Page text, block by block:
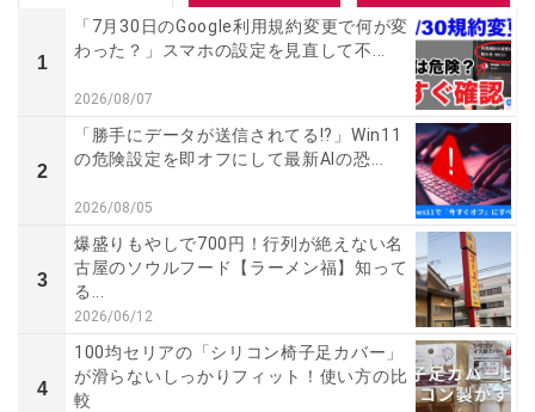
1
「7月30日のGoogle利用規約変更で何が変
わった？」スマホの設定を見直して不...
2026/08/07
2
「勝手にデータが送信されてる!?」Win11
の危険設定を即オフにして最新AIの恐...
2026/08/05
3
爆盛りもやしで700円！行列が絶えない名
古屋のソウルフード【ラーメン福】知って
る...
2026/06/12
4
100均セリアの「シリコン椅子足カバー」
が滑らないしっかりフィット！使い方の比
較